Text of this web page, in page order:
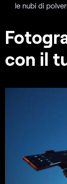
le nubi di
con il